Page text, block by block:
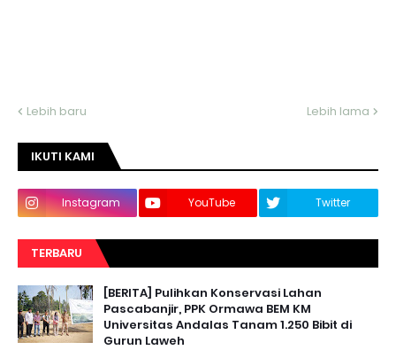
Lebih baru Lebih lama
IKUTI KAMI
Instagram YouTube Twitter
TERBARU
[BERITA] Pulihkan Konservasi Lahan
Pascabanjir, PPK Ormawa BEM KM
Universitas Andalas Tanam 1.250 Bibit di
Gurun Laweh